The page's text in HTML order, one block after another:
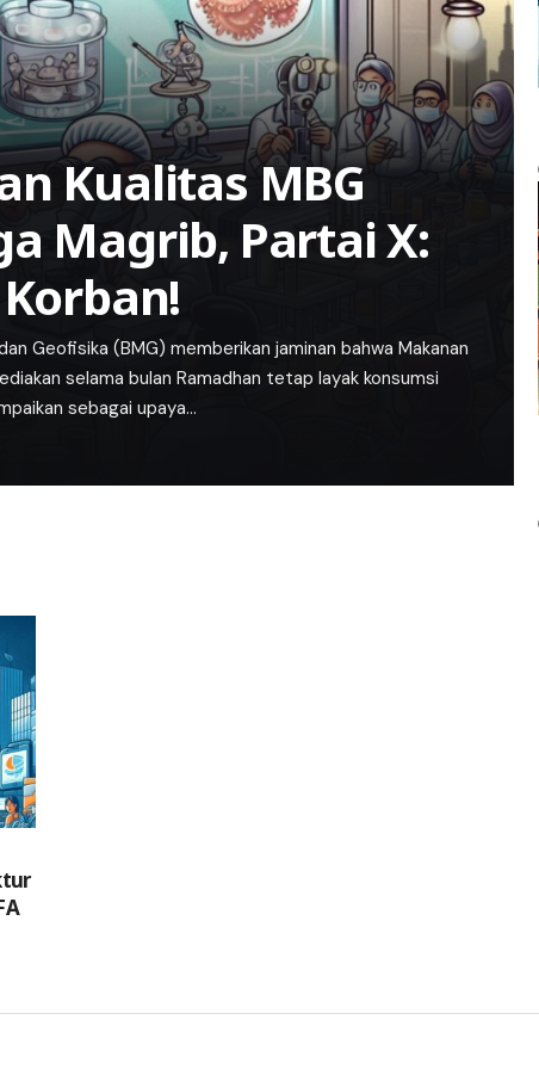
Kualitas MBG
Magrib, Partai X:
Geofisika (BMG) memberikan jaminan bahwa Makanan
selama bulan Ramadhan tetap layak konsumsi
sebagai upaya…